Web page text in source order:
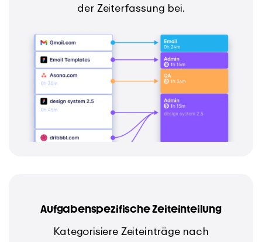
der Zeiterfassung bei.
Aufgabenspezifische Zeiteinteilung
Kategorisiere Zeiteinträge nach